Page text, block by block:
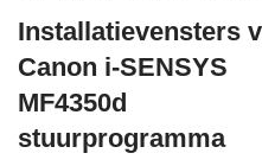
Installatievensters
Canon i-SENSYS
MF4350d
stuurprogramma